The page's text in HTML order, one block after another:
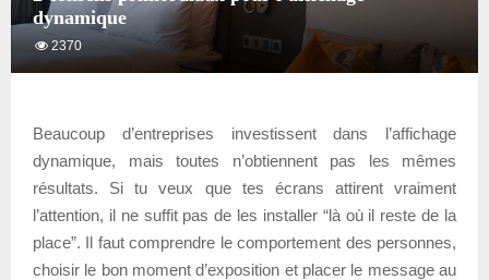
dynamique
2370
Beaucoup d’entreprises investissent dans l’affichage
dynamique, mais toutes n’obtiennent pas les mêmes
résultats. Si tu veux que tes écrans attirent vraiment
l’attention, il ne suffit pas de les installer “là où il reste de la
place”. Il faut comprendre le comportement des personnes,
choisir le bon moment d’exposition et placer le message au